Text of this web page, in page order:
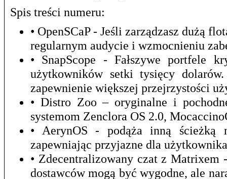
Spis treści numeru:
• OpenSCaP - Jeśli zarządzasz dużą
regularnym audycie i wzmocnieniu
• SnapScope - Fałszywe portfele
użytkowników setki tysięcy
zapewnienie większej przejrzystości
• Distro Zoo – oryginalne i
systemom Zenclora OS 2.0,
• AerynOS - podąża inną ścieżką
zapewniając przyjazne dla
• Zdecentralizowany czat z
dostawców mogą być wygodne, ale